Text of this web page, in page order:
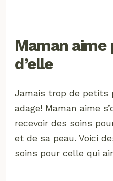
Maman aime
d’elle
Jamais trop de petits
adage! Maman aime
recevoir des soins
et de sa peau. Voici
soins pour celle qui